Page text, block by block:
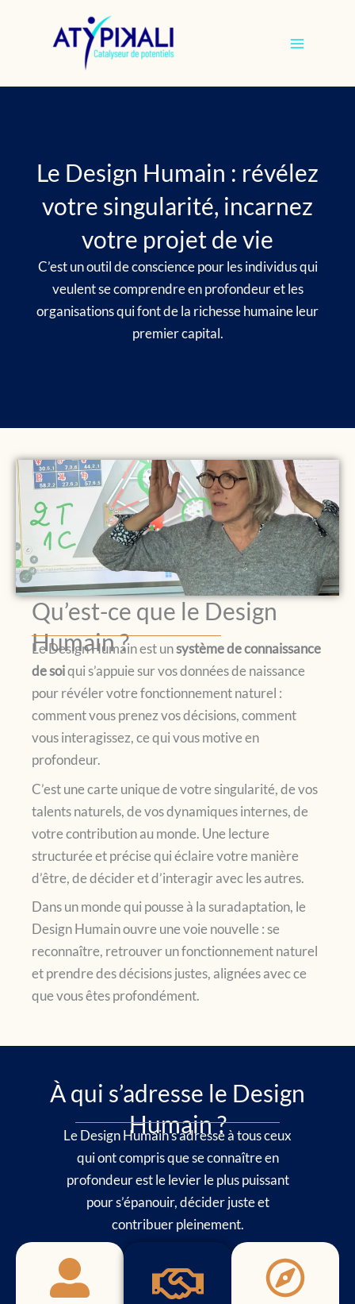
Le Design Humain : révélez
votre singularité, incarnez
votre projet de vie
C’est un outil de conscience pour les individus qui
veulent se comprendre en profondeur et les
organisations qui font de la richesse humaine leur
premier capital.
Qu’est-ce que le Design
Humain ?
Le Design Humain est unsystème de connaissance
de soiqui s’appuie sur vos données de naissance
pour révéler votre fonctionnement naturel :
comment vous prenez vos décisions, comment
vous interagissez, ce qui vous motive en
profondeur.
C’est une carte unique de votre singularité, de vos
talents naturels, de vos dynamiques internes, de
votre contribution au monde. Une lecture
structurée et précise qui éclaire votre manière
d’être, de décider et d’interagir avec les autres.
Dans un monde qui pousse à la suradaptation, le
Design Humain ouvre une voie nouvelle : se
reconnaître, retrouver un fonctionnement naturel
et prendre des décisions justes, alignées avec ce
que vous êtes profondément.
À qui s’adresse le Design
Humain ?
Le Design Humain s’adresse à tous ceux
qui ont compris que se connaître en
profondeur est le levier le plus puissant
pour s’épanouir, décider juste et
contribuer pleinement.